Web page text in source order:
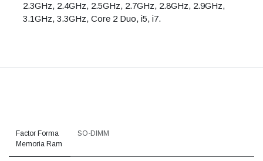
2.3GHz, 2.4GHz, 2.5GHz, 2.7GHz, 2.8GHz, 2.9GHz,
3.1GHz, 3.3GHz, Core 2 Duo, i5, i7.
Factor Forma
Memoria Ram
SO-DIMM